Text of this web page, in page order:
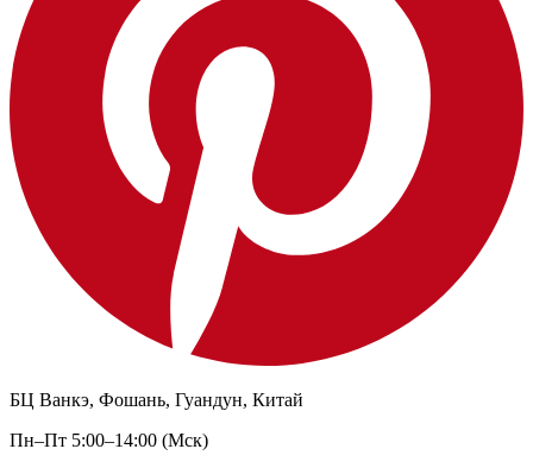
БЦ Ванкэ, Фошань, Гуандун, Китай
Пн–Пт 5:00–14:00 (Мск)